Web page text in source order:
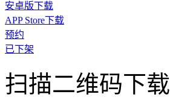
安卓版下载
APP Store下载
预约
已下架
扫描二维码下载